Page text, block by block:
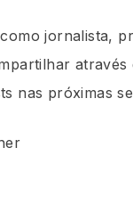
jornalista,
através
nas próximas